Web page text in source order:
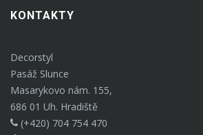
KONTAKTY
Decorstyl
Pasáž Slunce
Masarykovo nám. 155,
686 01 Uh. Hradiště
(+420) 704 754 470